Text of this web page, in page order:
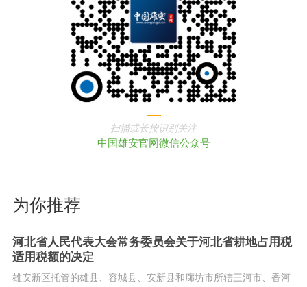
扫描或长按识别关注
中国雄安官网微信公众号
为你推荐
河北省人民代表大会常务委员会关于河北省耕地占用税
适用税额的决定
雄安新区托管的雄县、容城县、安新县和廊坊市所辖三河市、香河